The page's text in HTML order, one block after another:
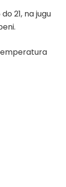
21, na jugu